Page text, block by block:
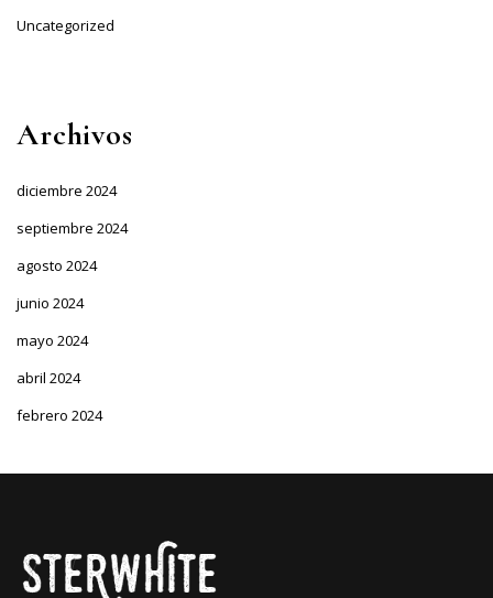
Uncategorized
Archivos
diciembre 2024
septiembre 2024
agosto 2024
junio 2024
mayo 2024
abril 2024
febrero 2024